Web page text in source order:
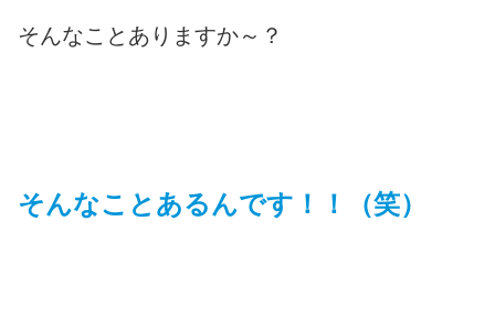
そんなことありますか～？
そんなことあるんです！！（笑）